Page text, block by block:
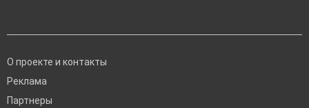
О проекте и контакты
Реклама
Партнеры